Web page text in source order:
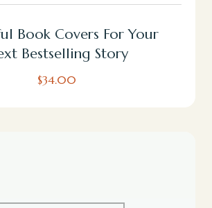
Book Covers For Your
Bestselling Story
$34.00